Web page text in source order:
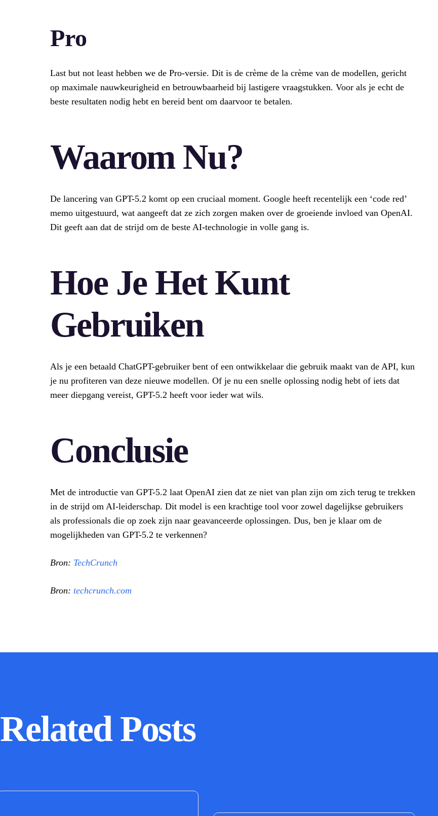
Pro
Last but not least hebben we de Pro-versie. Dit is de crème de la crème van de modellen, gericht
op maximale nauwkeurigheid en betrouwbaarheid bij lastigere vraagstukken. Voor als je echt de
beste resultaten nodig hebt en bereid bent om daarvoor te betalen.
Waarom Nu?
De lancering van GPT-5.2 komt op een cruciaal moment. Google heeft recentelijk een ‘code red’
memo uitgestuurd, wat aangeeft dat ze zich zorgen maken over de groeiende invloed van OpenAI.
Dit geeft aan dat de strijd om de beste AI-technologie in volle gang is.
Hoe Je Het Kunt
Gebruiken
Als je een betaald ChatGPT-gebruiker bent of een ontwikkelaar die gebruik maakt van de API, kun
je nu profiteren van deze nieuwe modellen. Of je nu een snelle oplossing nodig hebt of iets dat
meer diepgang vereist, GPT-5.2 heeft voor ieder wat wils.
Conclusie
Met de introductie van GPT-5.2 laat OpenAI zien dat ze niet van plan zijn om zich terug te trekken
in de strijd om AI-leiderschap. Dit model is een krachtige tool voor zowel dagelijkse gebruikers
als professionals die op zoek zijn naar geavanceerde oplossingen. Dus, ben je klaar om de
mogelijkheden van GPT-5.2 te verkennen?
Bron: TechCrunch
Bron: techcrunch.com
Related Posts